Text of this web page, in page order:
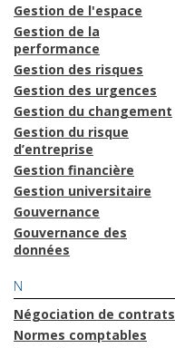
Gestion de l'espace
Gestion de la
performance
Gestion des risques
Gestion des urgences
Gestion du changement
Gestion du risque
d’entreprise
Gestion financière
Gestion universitaire
Gouvernance
Gouvernance des
données
N
Négociation de contrats
Normes comptables